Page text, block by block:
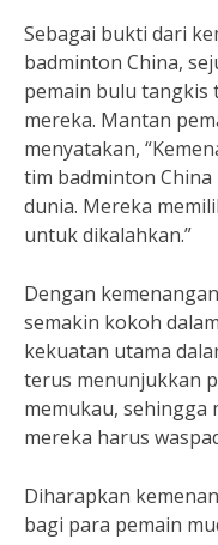
Sebagai bukti dari
badminton China,
pemain bulu tangkis
mereka. Mantan
menyatakan,
tim badminton
dunia. Mereka
untuk dikalahkan.”
Dengan
semakin kokoh
kekuatan utama
terus menunjukkan
memukau, sehingga
mereka harus
Diharapkan
bagi para pemain